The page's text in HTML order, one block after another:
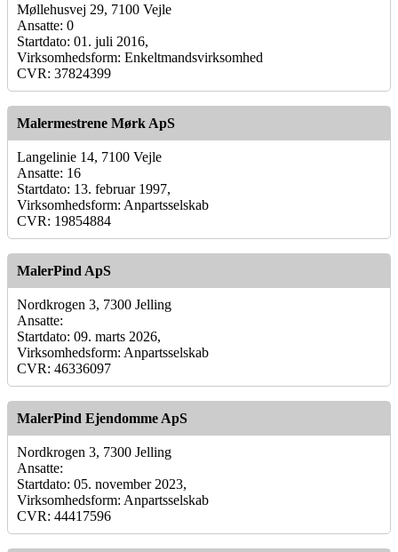
Møllehusvej 29, 7100 Vejle
Ansatte: 0
Startdato: 01. juli 2016,
Virksomhedsform: Enkeltmandsvirksomhed
CVR: 37824399
Malermestrene Mørk ApS
Langelinie 14, 7100 Vejle
Ansatte: 16
Startdato: 13. februar 1997,
Virksomhedsform: Anpartsselskab
CVR: 19854884
MalerPind ApS
Nordkrogen 3, 7300 Jelling
Ansatte:
Startdato: 09. marts 2026,
Virksomhedsform: Anpartsselskab
CVR: 46336097
MalerPind Ejendomme ApS
Nordkrogen 3, 7300 Jelling
Ansatte:
Startdato: 05. november 2023,
Virksomhedsform: Anpartsselskab
CVR: 44417596